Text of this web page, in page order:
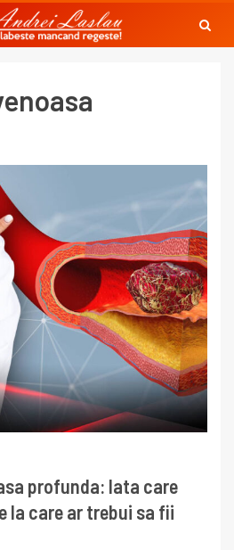
profunda: Iata care
la care ar trebui sa fii